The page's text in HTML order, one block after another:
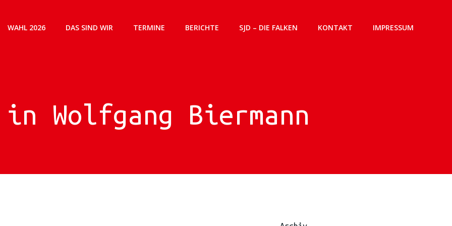
WAHL 2026 DAS SIND WIR TERMINE BERICHTE SJD – DIE FALKEN KONTAKT IMPRESSUM
Wolfgang Biermann